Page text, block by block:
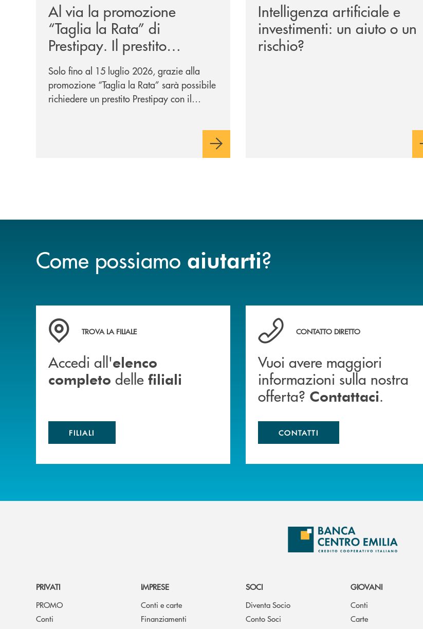
Al via la promozione
“Taglia la Rata” di
Prestipay. Il prestito
personale che si fa in due
per te!
Solo fino al 15 luglio 2026, grazie alla
promozione “Taglia la Rata” sarà possibile
richiedere un prestito Prestipay con il
Intelligenza artificiale e
investimenti: un aiuto o un
rischio?
Come possiamo aiutarti?
Accedi all' elenco completo delle filiali
TROVA LA FILIALE
Accedi all'elenco
completo delle filiali
FILIALI
Vuoi avere maggiori informazioni sulla
CONTATTO DIRETTO
Vuoi avere maggiori
informazioni sulla nostra
offerta? Contattaci.
CONTATTI
PRIVATI
PROMO
Conti
IMPRESE
Conti e carte
Finanziamenti
SOCI
Diventa Socio
Conto Soci
GIOVANI
Conti
Carte